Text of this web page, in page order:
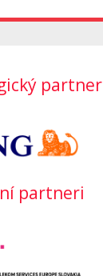
partner
partneri